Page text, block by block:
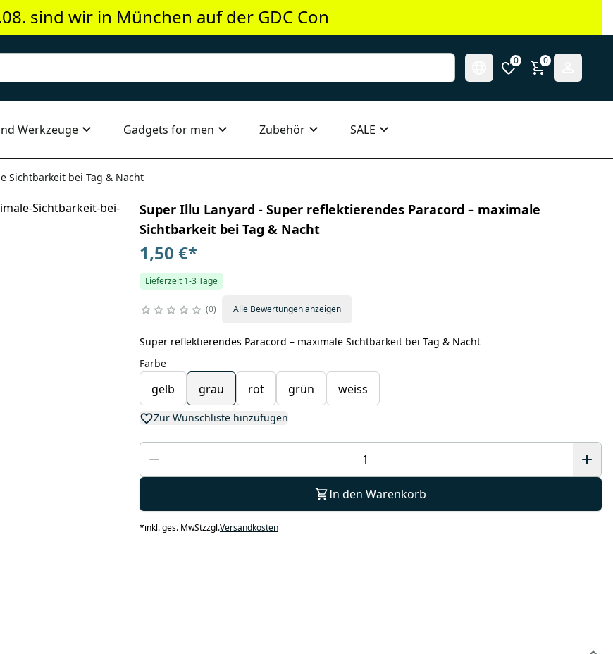
sind wir in München auf der GDC Con
0 0
Werkzeuge Gadgets for men Zubehör SALE
Sichtbarkeit bei Tag & Nacht
Super Illu Lanyard - Super reflektierendes Paracord – maximale
Sichtbarkeit bei Tag & Nacht
1,50 €*
Lieferzeit 1-3 Tage
0 Alle Bewertungen anzeigen
Super reflektierendes Paracord – maximale Sichtbarkeit bei Tag & Nacht
Farbe
gelb grau rot grün weiss
Zur Wunschliste hinzufügen
In den Warenkorb
*inkl. ges. MwStzzgl.Versandkosten